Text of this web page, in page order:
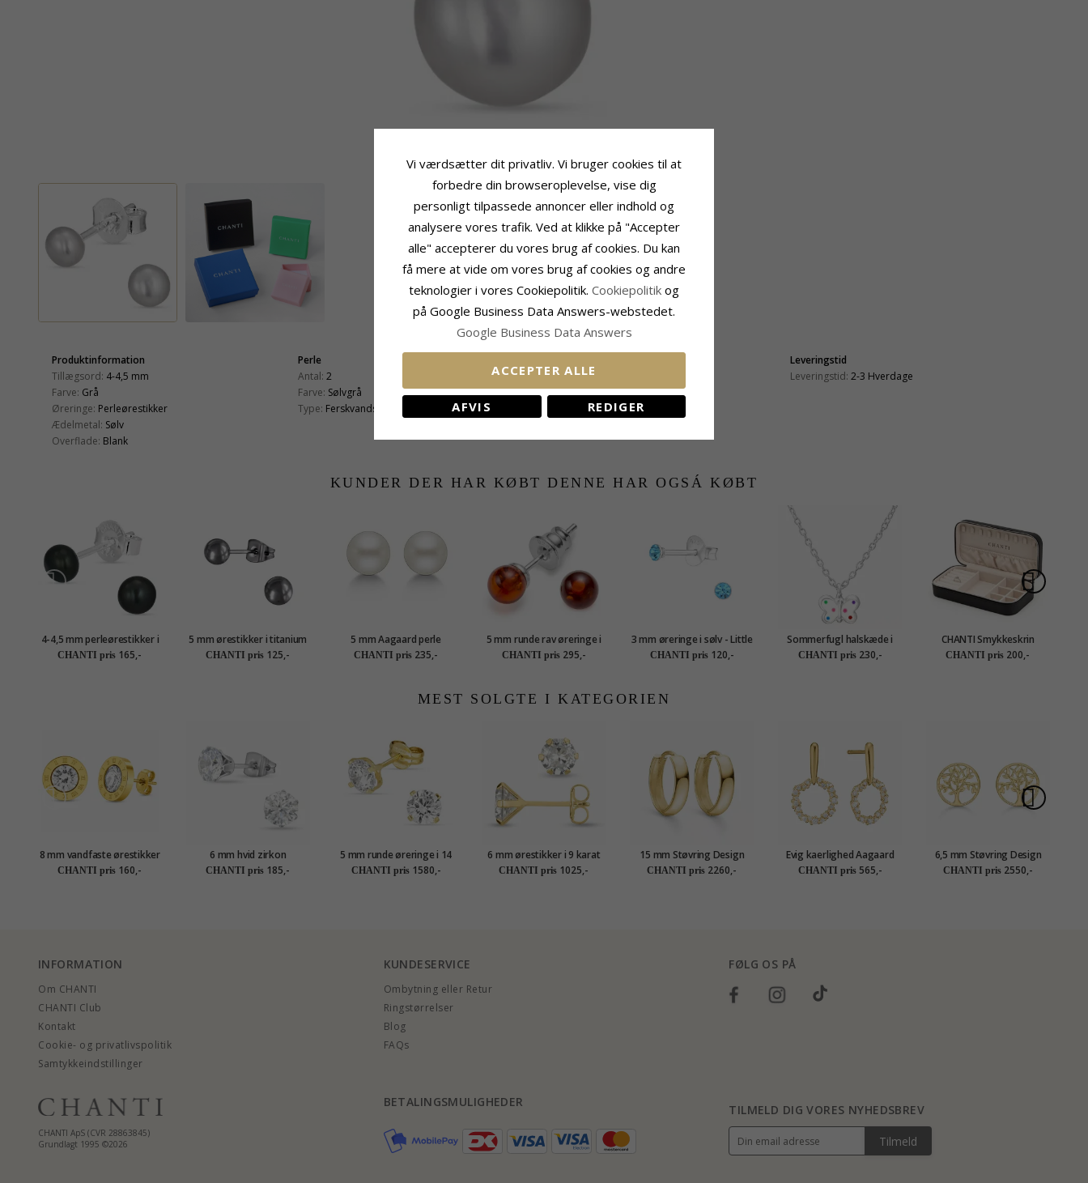
Produktinformation
Tillægsord: 4-4,5 mm
Farve: Grå
Øreringe: Perleørestikker
Ædelmetal: Sølv
Overflade: Blank
Perle
Antal: 2
Farve: Sølvgrå
Type: Ferskvandsperle
Diameter: 4 - 4,5 mm
Leveringstid
Leveringstid: 2-3 Hverdage
KUNDER DER HAR KØBT DENNE HAR OGSÁ KØBT
4-4,5 mm perleørestikker i
sølv
CHANTI pris 165,-
5 mm ørestikker i titanium
CHANTI pris 125,-
5 mm Aagaard perle
øreringe i sølv
CHANTI pris 235,-
5 mm runde rav øreringe i
sølv
CHANTI pris 295,-
3 mm øreringe i sølv - Little
Ones
CHANTI pris 120,-
Sommerfugl halskæde i
sølv med vedhæng i sølv -
Little Ones
CHANTI pris 230,-
CHANTI Smykkeskrin
smykkeskrin i kunstlæder
CHANTI pris 200,-
MEST SOLGTE I KATEGORIEN
8 mm vandfaste ørestikker
i forgyldt stål - OCEANA
CHANTI pris 160,-
6 mm hvid zirkon
ørestikker i titanium
CHANTI pris 185,-
5 mm runde øreringe i 14
karat guld med zirkon -
Gold Collection
CHANTI pris 1580,-
6 mm ørestikker i 9 karat
guld med zirkon - Gold
Collection
CHANTI pris 1025,-
15 mm Støvring Design
creoler i 8 karat guld
CHANTI pris 2260,-
Evig kaerlighed Aagaard
øreringe i forgyldt sølv hvid
zirkon
CHANTI pris 565,-
6,5 mm Støvring Design
livets træ øreringe i 14
karat guld
CHANTI pris 2550,-
INFORMATION
Om CHANTI
CHANTI Club
Kontakt
Cookie- og privatlivspolitik
Samtykkeindstillinger
KUNDESERVICE
Ombytning eller Retur
Ringstørrelser
Blog
FAQs
FØLG OS PÅ
CHANTI ApS (CVR 28863845)
Grundlagt 1995 ©2026
BETALINGSMULIGHEDER
TILMELD DIG VORES NYHEDSBREV
Tilmeld
Vi værdsætter dit privatliv. Vi bruger cookies til at
forbedre din browseroplevelse, vise dig
personligt tilpassede annoncer eller indhold og
analysere vores trafik. Ved at klikke på "Accepter
alle" accepterer du vores brug af cookies. Du kan
få mere at vide om vores brug af cookies og andre
teknologier i vores Cookiepolitik. Cookiepolitik og
på Google Business Data Answers-webstedet.
Google Business Data Answers
ACCEPTER ALLE
AFVIS REDIGER